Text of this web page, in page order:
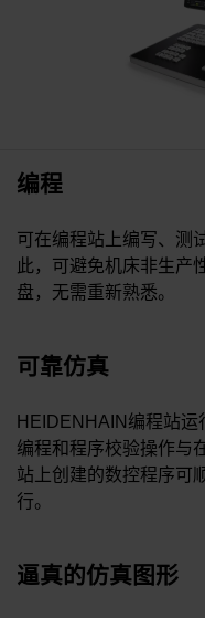
编程
可在编程站上编写、测
此，可避免机床非生产
盘，无需重新熟悉。
可靠仿真
HEIDENHAIN编程站运
编程和程序校验操作与
站上创建的数控程序可
行。
逼真的仿真图形